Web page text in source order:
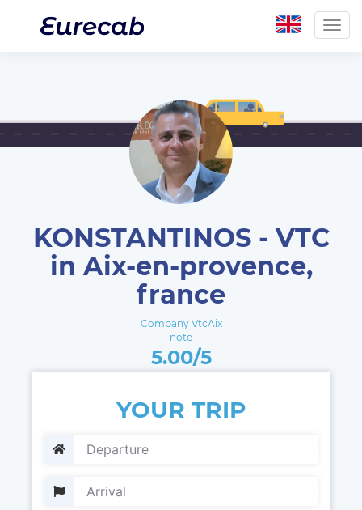
KONSTANTINOS - VTC
in Aix-en-provence,
france
Company VtcAix
note
5.00/5
YOUR TRIP